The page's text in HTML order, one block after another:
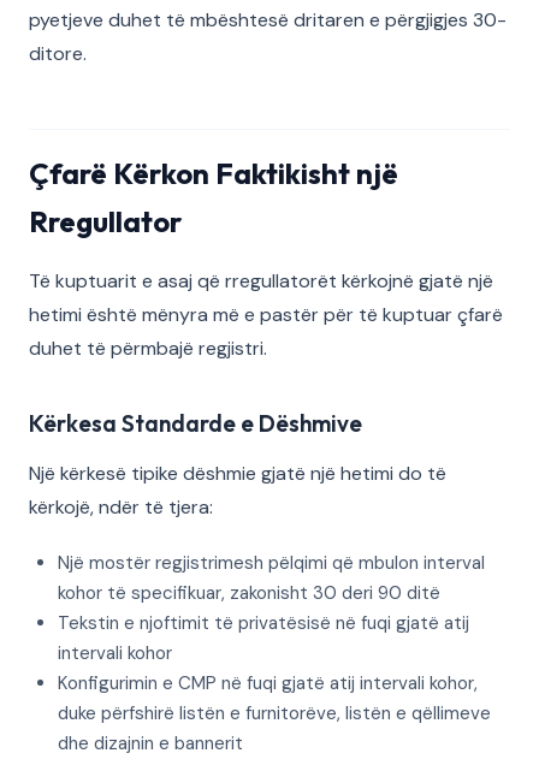
pyetjeve duhet të mbështesë dritaren e përgjigjes 30-
ditore.
Çfarë Kërkon Faktikisht një
Rregullator
Të kuptuarit e asaj që rregullatorët kërkojnë gjatë një
hetimi është mënyra më e pastër për të kuptuar çfarë
duhet të përmbajë regjistri.
Kërkesa Standarde e Dëshmive
Një kërkesë tipike dëshmie gjatë një hetimi do të
kërkojë, ndër të tjera:
Një mostër regjistrimesh pëlqimi që mbulon interval
kohor të specifikuar, zakonisht 30 deri 90 ditë
Tekstin e njoftimit të privatësisë në fuqi gjatë atij
intervali kohor
Konfigurimin e CMP në fuqi gjatë atij intervali kohor,
duke përfshirë listën e furnitorëve, listën e qëllimeve
dhe dizajnin e bannerit